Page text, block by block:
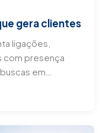
gera clientes
ligações,
com presença
em